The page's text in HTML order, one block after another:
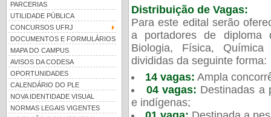
PARCERIAS
UTILIDADE PÚBLICA
CONCURSOS UFRJ
DOCUMENTOS E FORMULÁRIOS
MAPA DO CAMPUS
AVISOS DA CODESA
OPORTUNIDADES
CALENDÁRIO DO PLE
NOVA IDENTIDADE VISUAL
NORMAS LEGAIS VIGENTES
Distribuição de Vagas:
Para este edital serão
a portadores de diploma
Biologia, Física,
divididas da seguinte forma:
14 vagas: Ampla
04 vagas: Destinadas a
e indígenas;
UFRJ 100 anos